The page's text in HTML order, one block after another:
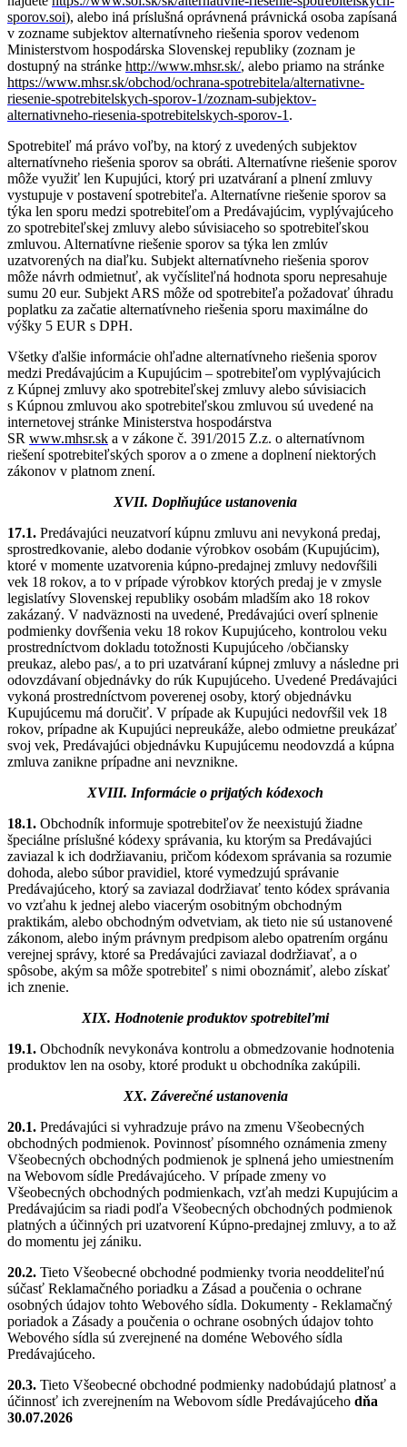
sporov.soi), alebo iná príslušná oprávnená právnická osoba zapísaná
v zozname subjektov alternatívneho riešenia sporov vedenom
Ministerstvom hospodárska Slovenskej republiky (zoznam je
dostupný na stránke http://www.mhsr.sk/, alebo priamo na stránke
https://www.mhsr.sk/obchod/ochrana-spotrebitela/alternativne-
riesenie-spotrebitelskych-sporov-1/zoznam-subjektov-
alternativneho-riesenia-spotrebitelskych-sporov-1 .
Spotrebiteľ má právo voľby, na ktorý z uvedených subjektov
alternatívneho riešenia sporov sa obráti. Alternatívne riešenie sporov
môže využiť len Kupujúci, ktorý pri uzatváraní a plnení zmluvy
vystupuje v postavení spotrebiteľa. Alternatívne riešenie sporov sa
týka len sporu medzi spotrebiteľom a Predávajúcim, vyplývajúceho
zo spotrebiteľskej zmluvy alebo súvisiaceho so spotrebiteľskou
zmluvou. Alternatívne riešenie sporov sa týka len zmlúv
uzatvorených na diaľku. Subjekt alternatívneho riešenia sporov
môže návrh odmietnuť, ak vyčísliteľná hodnota sporu nepresahuje
sumu 20 eur. Subjekt ARS môže od spotrebiteľa požadovať úhradu
poplatku za začatie alternatívneho riešenia sporu maximálne do
výšky 5 EUR s DPH.
Všetky ďalšie informácie ohľadne alternatívneho riešenia sporov
medzi Predávajúcim a Kupujúcim – spotrebiteľom vyplývajúcich
z Kúpnej zmluvy ako spotrebiteľskej zmluvy alebo súvisiacich
s Kúpnou zmluvou ako spotrebiteľskou zmluvou sú uvedené na
internetovej stránke Ministerstva hospodárstva
SR www.mhsr.sk a v zákone č. 391/2015 Z.z. o alternatívnom
riešení spotrebiteľských sporov a o zmene a doplnení niektorých
zákonov v platnom znení.
XVII. Doplňujúce ustanovenia
17.1. Predávajúci neuzatvorí kúpnu zmluvu ani nevykoná predaj,
sprostredkovanie, alebo dodanie výrobkov osobám (Kupujúcim),
ktoré v momente uzatvorenia kúpno-predajnej zmluvy nedovŕšili
vek 18 rokov, a to v prípade výrobkov ktorých predaj je v zmysle
legislatívy Slovenskej republiky osobám mladším ako 18 rokov
zakázaný. V nadväznosti na uvedené, Predávajúci overí splnenie
podmienky dovŕšenia veku 18 rokov Kupujúceho, kontrolou veku
prostredníctvom dokladu totožnosti Kupujúceho /občiansky
preukaz, alebo pas/, a to pri uzatváraní kúpnej zmluvy a následne pri
odovzdávaní objednávky do rúk Kupujúceho. Uvedené Predávajúci
vykoná prostredníctvom poverenej osoby, ktorý objednávku
Kupujúcemu má doručiť. V prípade ak Kupujúci nedovŕšil vek 18
rokov, prípadne ak Kupujúci nepreukáže, alebo odmietne preukázať
svoj vek, Predávajúci objednávku Kupujúcemu neodovzdá a kúpna
zmluva zanikne prípadne ani nevznikne.
XVIII. Informácie o prijatých kódexoch
18.1. Obchodník informuje spotrebiteľov že neexistujú žiadne
špeciálne príslušné kódexy správania, ku ktorým sa Predávajúci
zaviazal k ich dodržiavaniu, pričom kódexom správania sa rozumie
dohoda, alebo súbor pravidiel, ktoré vymedzujú správanie
Predávajúceho, ktorý sa zaviazal dodržiavať tento kódex správania
vo vzťahu k jednej alebo viacerým osobitným obchodným
praktikám, alebo obchodným odvetviam, ak tieto nie sú ustanovené
zákonom, alebo iným právnym predpisom alebo opatrením orgánu
verejnej správy, ktoré sa Predávajúci zaviazal dodržiavať, a o
spôsobe, akým sa môže spotrebiteľ s nimi oboznámiť, alebo získať
ich znenie.
XIX. Hodnotenie produktov spotrebiteľmi
19.1. Obchodník nevykonáva kontrolu a obmedzovanie hodnotenia
produktov len na osoby, ktoré produkt u obchodníka zakúpili.
XX. Záverečné ustanovenia
20.1. Predávajúci si vyhradzuje právo na zmenu Všeobecných
obchodných podmienok. Povinnosť písomného oznámenia zmeny
Všeobecných obchodných podmienok je splnená jeho umiestnením
na Webovom sídle Predávajúceho. V prípade zmeny vo
Všeobecných obchodných podmienkach, vzťah medzi Kupujúcim a
Predávajúcim sa riadi podľa Všeobecných obchodných podmienok
platných a účinných pri uzatvorení Kúpno-predajnej zmluvy, a to až
do momentu jej zániku.
20.2. Tieto Všeobecné obchodné podmienky tvoria neoddeliteľnú
súčasť Reklamačného poriadku a Zásad a poučenia o ochrane
osobných údajov tohto Webového sídla. Dokumenty - Reklamačný
poriadok a Zásady a poučenia o ochrane osobných údajov tohto
Webového sídla sú zverejnené na doméne Webového sídla
Predávajúceho.
20.3. Tieto Všeobecné obchodné podmienky nadobúdajú platnosť a
účinnosť ich zverejnením na Webovom sídle Predávajúceho dňa
30.07.2026